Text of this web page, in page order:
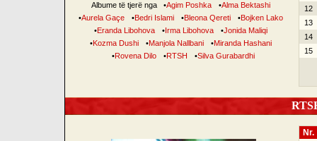
Albume të tjerë nga •Agim Poshka •Alma Bektashi
•Aurela Gaçe •Bedri Islami •Bleona Qereti •Bojken Lako
•Eranda Libohova •Irma Libohova •Jonida Maliqi
•Kozma Dushi •Manjola Nallbani •Miranda Hashani
•Rovena Dilo •RTSH •Silva Gurabardhi
12
13
14
15
Nr.